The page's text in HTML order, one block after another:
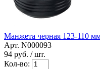
Манжета черная 123-110
Арт. N000093
94 руб. / шт.
Кол-во: